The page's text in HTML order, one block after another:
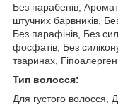
Без парабенів,
штучних барвників,
Без парафінів, Без
фосфатів, Без
тваринах,
Тип волосся:
Для густого волосся,